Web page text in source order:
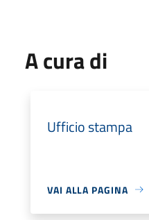
A cura di
Ufficio stampa
VAI ALLA PAGINA